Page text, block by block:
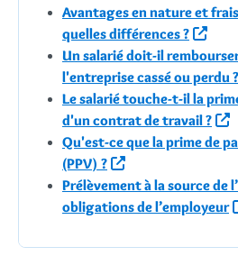
Avantages en nature et
quelles différences ?
Un salarié doit-il
l'entreprise cassé ou perdu ?
Le salarié touche-t-il la
d'un contrat de travail ?
Qu'est-ce que la prime de
(PPV) ?
Prélèvement à la source de
obligations de l’employeur